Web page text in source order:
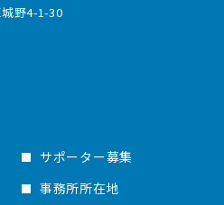
野4-1-30
サポーター募集
事務所所在地